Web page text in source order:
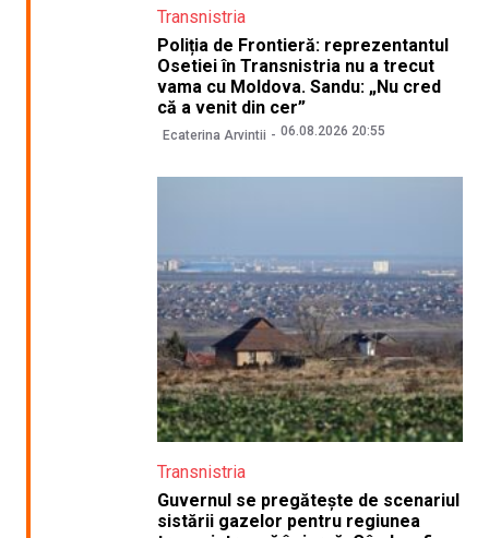
Transnistria
Poliția de Frontieră: reprezentantul
Osetiei în Transnistria nu a trecut
vama cu Moldova. Sandu: „Nu cred
că a venit din cer”
Ecaterina Arvintii 06.08.2026 20:55
Transnistria
Guvernul se pregătește de scenariul
sistării gazelor pentru regiunea